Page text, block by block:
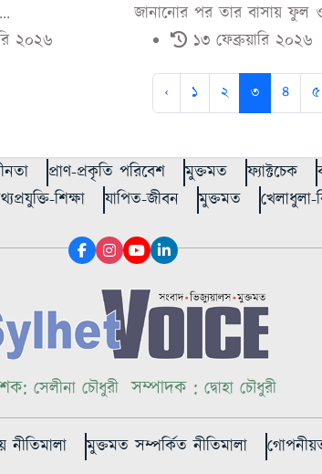
২০২৬
জানানোর পর তার বাসায় ফুল
১৩ ফেব্রুয়ারি ২০২৬
‹ ১ ২ ৩ ৪ ৫
প্রাণ-প্রকৃতি পরিবেশ মুক্তমত ফ্যাক্টচেক
শিক্ষা যাপিত-জীবন মুক্তমত
সেলীনা চৌধুরীসম্পাদক : দ্বোহা চৌধুরী
নীতিমালা মুক্তমত সম্পর্কিত নীতিমালা